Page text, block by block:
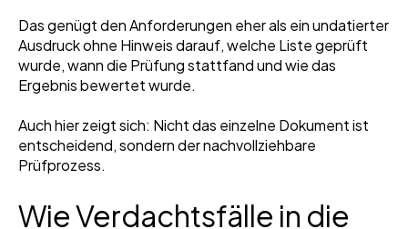
Das genügt den Anforderungen eher als ein undatierter
Ausdruck ohne Hinweis darauf, welche Liste geprüft
wurde, wann die Prüfung stattfand und wie das
Ergebnis bewertet wurde.
Auch hier zeigt sich: Nicht das einzelne Dokument ist
entscheidend, sondern der nachvollziehbare
Prüfprozess.
Wie Verdachtsfälle in die